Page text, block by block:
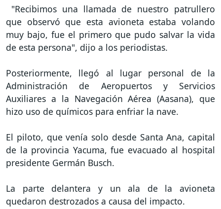
"Recibimos una llamada de nuestro patrullero
que observó que esta avioneta estaba volando
muy bajo, fue el primero que pudo salvar la vida
de esta persona", dijo a los periodistas.
Posteriormente, llegó al lugar personal de la
Administración de Aeropuertos y Servicios
Auxiliares a la Navegación Aérea (Aasana), que
hizo uso de químicos para enfriar la nave.
El piloto, que venía solo desde Santa Ana, capital
de la provincia Yacuma, fue evacuado al hospital
presidente Germán Busch.
La parte delantera y un ala de la avioneta
quedaron destrozados a causa del impacto.